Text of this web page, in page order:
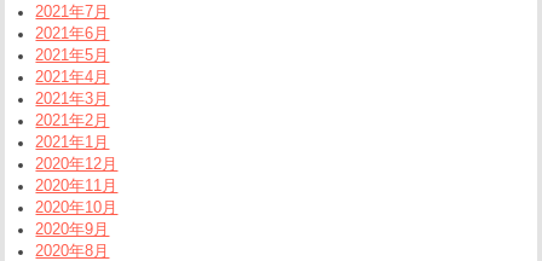
2021年7月
2021年6月
2021年5月
2021年4月
2021年3月
2021年2月
2021年1月
2020年12月
2020年11月
2020年10月
2020年9月
2020年8月